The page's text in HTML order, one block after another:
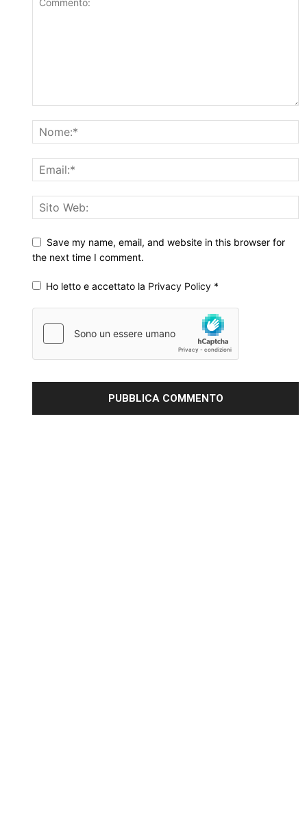
Save my name, email, and website in this browser for
the next time I comment.
Ho letto e accettato la Privacy Policy *